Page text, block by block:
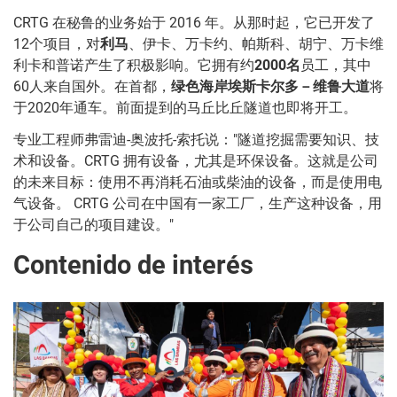
CRTG 在秘鲁的业务始于 2016 年。从那时起，它已开发了
12个项目，对利马 、伊卡、万卡约、帕斯科、胡宁、万卡维
利卡和普诺产生了积极影响。它拥有约2000名 员工，其中
60人来自国外。在首都， 绿色海岸埃斯卡尔多－维鲁大道将
于2020年通车。前面提到的马丘比丘隧道也即将开工。
专业工程师弗雷迪-奥波托-索托说："隧道挖掘需要知识、技
术和设备。CRTG 拥有设备，尤其是环保设备。这就是公司
的未来目标：使用不再消耗石油或柴油的设备，而是使用电
气设备。 CRTG 公司在中国有一家工厂，生产这种设备，用
于公司自己的项目建设。"
Contenido de interés